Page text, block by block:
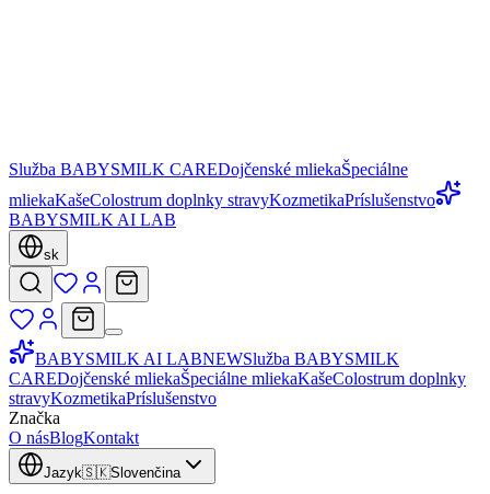
Služba BABYSMILK CAREDojčenské mliekaŠpeciálne
mliekaKašeColostrum doplnky stravyKozmetikaPríslušenstvo
BABYSMILK AI LAB
sk
BABYSMILK AI LABNEWSlužba BABYSMILK
CAREDojčenské mliekaŠpeciálne mliekaKašeColostrum doplnky
stravyKozmetikaPríslušenstvo
Značka
O násBlogKontakt
Jazyk🇸🇰Slovenčina